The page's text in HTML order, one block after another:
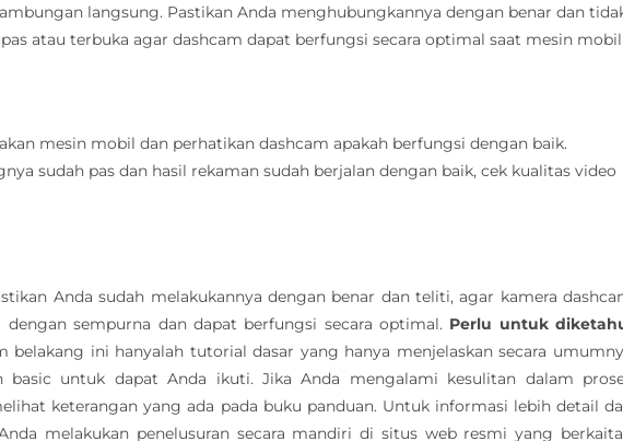
langsung. Pastikan Anda menghubungkannya dengan benar dan
atau terbuka agar dashcam dapat berfungsi secara optimal saat mesin mobil
mesin mobil dan perhatikan dashcam apakah berfungsi dengan baik.
sudah pas dan hasil rekaman sudah berjalan dengan baik, cek kualitas video
Anda sudah melakukannya dengan benar dan teliti, agar kamera
sempurna dan dapat berfungsi secara optimal. Perlu untuk
belakang ini hanyalah tutorial dasar yang hanya menjelaskan secara
basic untuk dapat Anda ikuti. Jika Anda mengalami kesulitan dalam
keterangan yang ada pada buku panduan. Untuk informasi lebih detail
melakukan penelusuran secara mandiri di situs web resmi yang